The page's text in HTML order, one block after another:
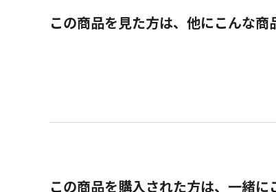
この商品を見た方は、他にこんな商
この商品を購入された方は、一緒に